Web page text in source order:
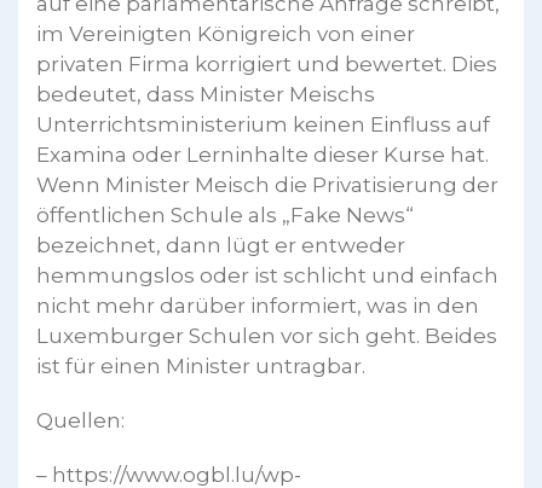
im Vereinigten Königreich von einer
privaten Firma korrigiert und bewertet. Dies
bedeutet, dass Minister Meischs
Unterrichtsministerium keinen Einfluss auf
Examina oder Lerninhalte dieser Kurse hat.
Wenn Minister Meisch die Privatisierung der
öffentlichen Schule als „Fake News“
bezeichnet, dann lügt er entweder
hemmungslos oder ist schlicht und einfach
nicht mehr darüber informiert, was in den
Luxemburger Schulen vor sich geht. Beides
ist für einen Minister untragbar.
Quellen:
– https://www.ogbl.lu/wp-